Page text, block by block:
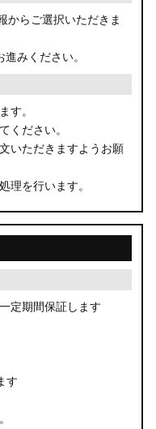
からご選択いただきま
みください。
す。
ください。
いただきますようお願
理を行います。
定期間保証します
す